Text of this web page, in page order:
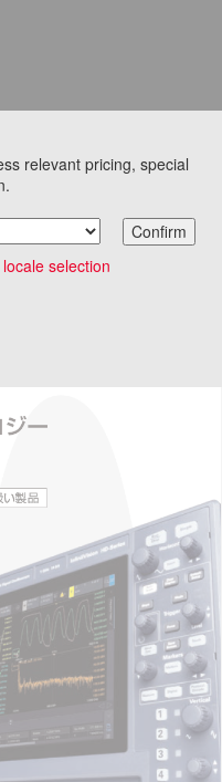
サイト
プページ
・春号 (契約販売店
relevant pricing, special
Confirm
selection